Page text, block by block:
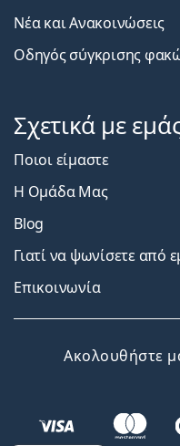
Νέα και Ανακοινώσεις
Οδηγός σύγκρισης
Σχετικά με
Ποιοι είμαστε
Η Ομάδα Μας
Blog
Γιατί να ψωνίσετε από
Επικοινωνία
Ακολουθήστε